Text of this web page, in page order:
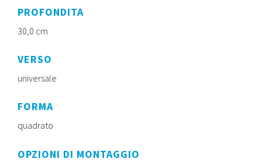
PROFONDITA
30,0 cm
VERSO
universale
FORMA
quadrato
OPZIONI DI MONTAGGIO